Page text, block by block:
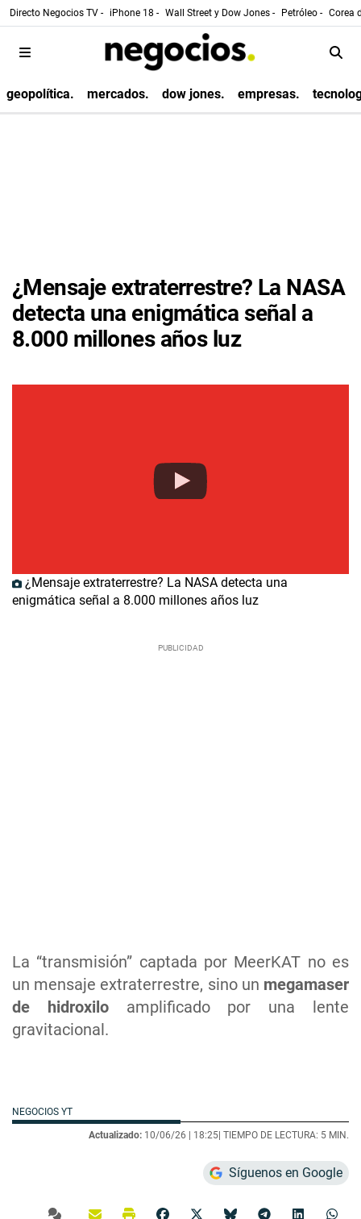
Directo Negocios TV - iPhone 18 - Wall Street y Dow Jones - Petróleo - Corea
geopolítica. mercados. dow jones. empresas.
¿Mensaje extraterrestre? La NASA
detecta una enigmática señal a
8.000 millones años luz
La “transmisión” captada por MeerKAT no es
un mensaje extraterrestre, sino un megamaser
de hidroxiloamplificado por una lente
gravitacional.
¿Mensaje extraterrestre? La NASA detecta una
enigmática señal a 8.000 millones años luz
NEGOCIOS YT
Actualizado: 10/06/26 | 18:25 | TIEMPO DE LECTURA: 5 MIN.
Síguenos en Google